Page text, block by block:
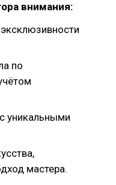
внимания:
по
уникальными
мастера.